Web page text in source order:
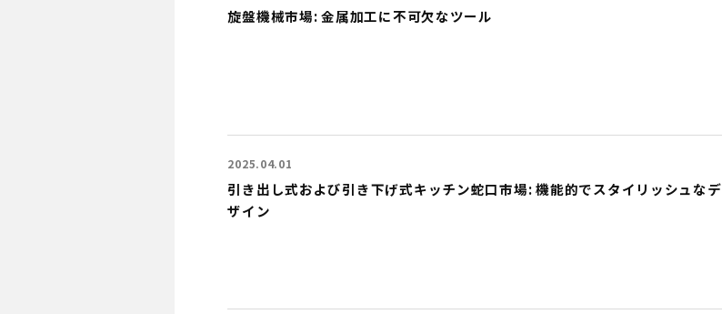
旋盤機械市場: 金属加工に不可欠なツール
引き出し式および引き下げ式キッチン蛇口市場: 機能的でスタイリッシュなデ
ザイン
2025.04.01